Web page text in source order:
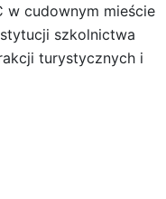
w cudownym mieście
szkolnictwa
turystycznych i